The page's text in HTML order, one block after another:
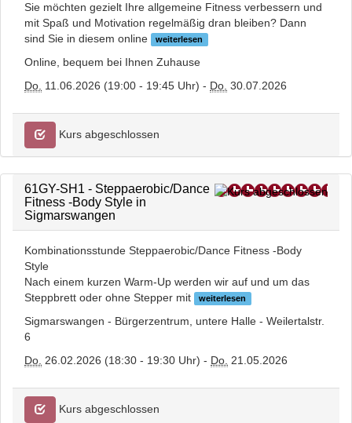
Sie möchten gezielt Ihre allgemeine Fitness verbessern und
mit Spaß und Motivation regelmäßig dran bleiben? Dann
sind Sie in diesem online
weiterlesen
Online, bequem bei Ihnen Zuhause
Do. 11.06.2026 (19:00 - 19:45 Uhr) - Do. 30.07.2026
Kurs abgeschlossen
61GY-SH1 - Steppaerobic/Dance
Fitness -Body Style in
Sigmarswangen
Kombinationsstunde Steppaerobic/Dance Fitness -Body
Style
Nach einem kurzen Warm-Up werden wir auf und um das
Steppbrett oder ohne Stepper mit
weiterlesen
Sigmarswangen - Bürgerzentrum, untere Halle - Weilertalstr.
6
Do. 26.02.2026 (18:30 - 19:30 Uhr) - Do. 21.05.2026
Kurs abgeschlossen